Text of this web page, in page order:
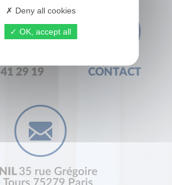
29 19 CONTACT
35 rue Grégoire
Deny all cookies
OK, accept all